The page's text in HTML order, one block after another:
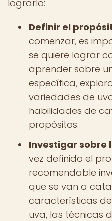
lograrlo:
Definir el
comenzar, es
se quiere lograr
aprender sobre
específica,
variedades de
habilidades de
propósitos.
Investigar sobre
vez definido el
recomendable
que se van a
características
uva, las técnicas